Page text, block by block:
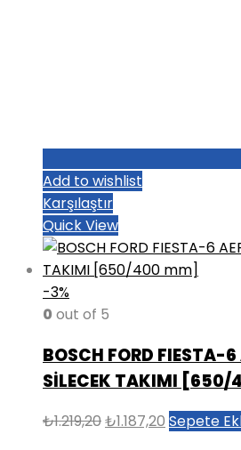
Add to wishlist
Karşılaştır
Quick View
-3%
0 out of 5
BOSCH FORD FIESTA-
SİLECEK TAKIMI
₺1.219,20Orijinal
₺1.187,20 Şu
Sepete